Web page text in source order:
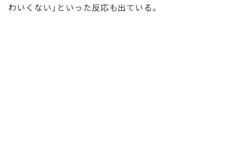
わいくない」といった反応も出ている。